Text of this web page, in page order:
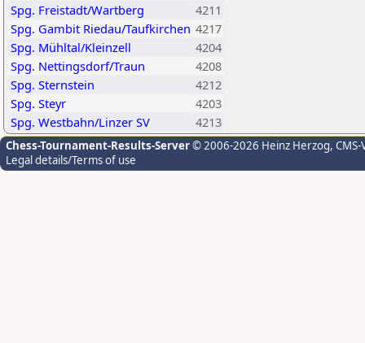
Spg. Freistadt/Wartberg
4211
Spg. Gambit Riedau/Taufkirchen 4217
Spg. Mühltal/Kleinzell
4204
Spg. Nettingsdorf/Traun
4208
Spg. Sternstein
4212
Spg. Steyr
4203
Spg. Westbahn/Linzer SV
4213
Chess-Tournament-Results-Server© 2006-2026 Heinz Herzog,
Legal details/Terms of use